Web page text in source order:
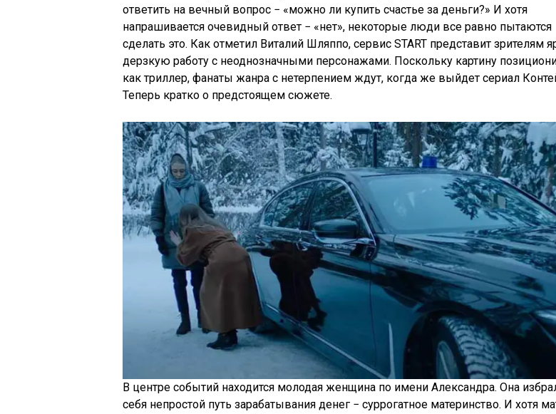
ответить на вечный вопрос − «можно ли купить счастье за деньги?» И хотя
напрашивается очевидный ответ − «нет», некоторые люди все равно пытаются
сделать это. Как отметил Виталий Шляппо, сервис START представит зрителям
дерзкую работу с неоднозначными персонажами. Поскольку картину
как триллер, фанаты жанра с нетерпением ждут, когда же выйдет сериал
Теперь кратко о предстоящем сюжете.
В центре событий находится молодая женщина по имени Александра. Она
себя непростой путь зарабатывания денег − суррогатное материнство. И хотя